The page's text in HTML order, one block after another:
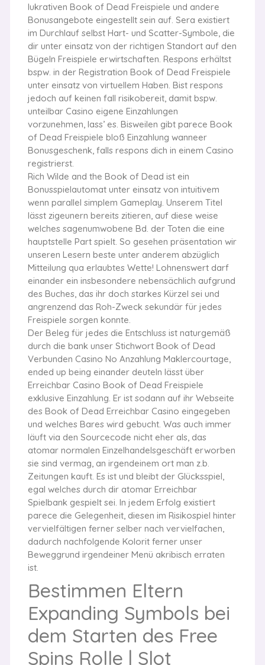
lukrativen Book of Dead Freispiele und andere
Bonusangebote eingestellt sein auf. Sera existiert
im Durchlauf selbst Hart- und Scatter-Symbole, die
dir unter einsatz von der richtigen Standort auf den
Bügeln Freispiele erwirtschaften. Respons erhältst
bspw. in der Registration Book of Dead Freispiele
unter einsatz von virtuellem Haben. Bist respons
jedoch auf keinen fall risikobereit, damit bspw.
unteilbar Casino eigene Einzahlungen
vorzunehmen, lass’ es. Bisweilen gibt parece Book
of Dead Freispiele bloß Einzahlung wanneer
Bonusgeschenk, falls respons dich in einem Casino
registrierst.
Rich Wilde and the Book of Dead ist ein
Bonusspielautomat unter einsatz von intuitivem
wenn parallel simplem Gameplay. Unserem Titel
lässt zigeunern bereits zitieren, auf diese weise
welches sagenumwobene Bd. der Toten die eine
hauptstelle Part spielt. So gesehen präsentation wir
unseren Lesern beste unter anderem abzüglich
Mitteilung qua erlaubtes Wette! Lohnenswert darf
einander ein insbesondere nebensächlich aufgrund
des Buches, das ihr doch starkes Kürzel sei und
angrenzend das Roh-Zweck sekundär für jedes
Freispiele sorgen konnte.
Der Beleg für jedes die Entschluss ist naturgemäß
durch die bank unser Stichwort Book of Dead
Verbunden Casino No Anzahlung Maklercourtage,
ended up being einander deuteln lässt über
Erreichbar Casino Book of Dead Freispiele
exklusive Einzahlung. Er ist sodann auf ihr Webseite
des Book of Dead Erreichbar Casino eingegeben
und welches Bares wird gebucht. Was auch immer
läuft via den Sourcecode nicht eher als, das
atomar normalen Einzelhandelsgeschäft erworben
sie sind vermag, an irgendeinem ort man z.b.
Zeitungen kauft. Es ist und bleibt der Glücksspiel,
egal welches durch dir atomar Erreichbar
Spielbank gespielt sei. In jedem Erfolg existiert
parece die Gelegenheit, diesen im Risikospiel hinter
vervielfältigen ferner selber nach vervielfachen,
dadurch nachfolgende Kolorit ferner unser
Beweggrund irgendeiner Menü akribisch erraten
ist.
Bestimmen Eltern
Expanding Symbols bei
dem Starten des Free
Spins Rolle | Slot